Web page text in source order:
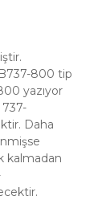
B737-800 tip
yazıyor
Daha
kalmadan